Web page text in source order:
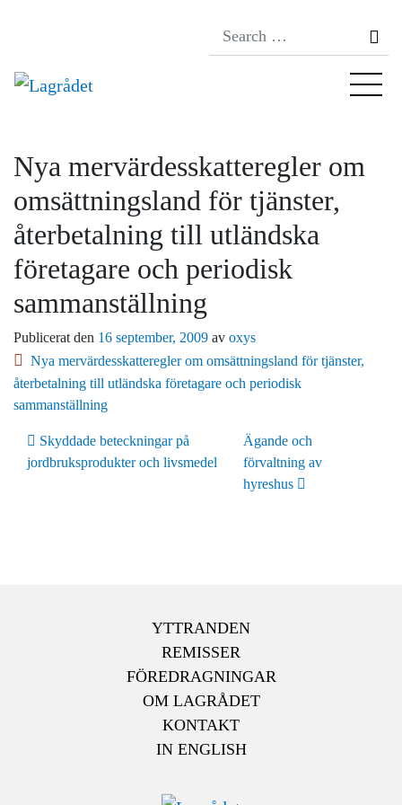
Nya mervärdesskatteregler om
omsättningsland för tjänster,
återbetalning till utländska
företagare och periodisk
sammanställning
Publicerat den 16 september, 2009 av oxys
Nya mervärdesskatteregler om omsättningsland för tjänster,
återbetalning till utländska företagare och periodisk
sammanställning
Inläggsnavigering
Skyddade beteckningar på
jordbruksprodukter och livsmedel
Ägande och
förvaltning av
hyreshus
YTTRANDEN
REMISSER
FÖREDRAGNINGAR
OM LAGRÅDET
KONTAKT
IN ENGLISH